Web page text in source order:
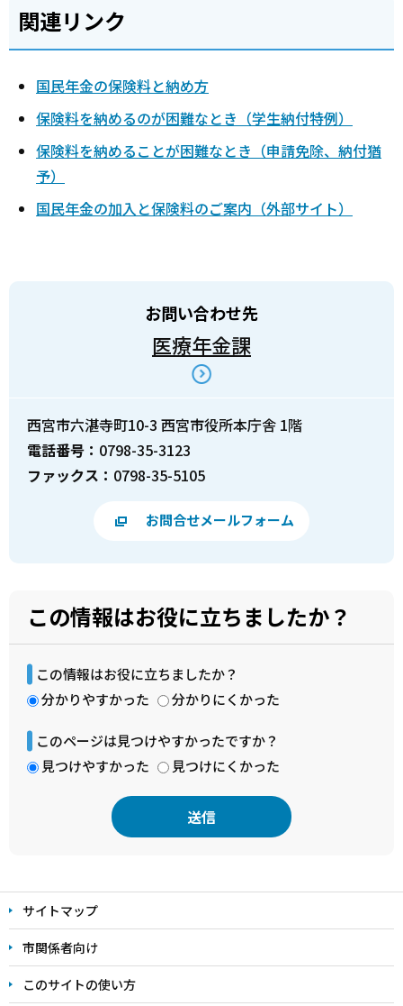
関連リンク
国民年金の保険料と納め方
保険料を納めるのが困難なとき（学生納付特例）
保険料を納めることが困難なとき（申請免除、納付猶
予）
国民年金の加入と保険料のご案内（外部サイト）
お問い合わせ先
医療年金課
西宮市六湛寺町10-3 西宮市役所本庁舎 1階
電話番号： 0798-35-3123
ファックス： 0798-35-5105
お問合せメールフォーム
この情報はお役に立ちましたか？
この情報はお役に立ちましたか？
分かりやすかった
分かりにくかった
このページは見つけやすかったですか？
見つけやすかった
見つけにくかった
文
こ
こ
ま
で
サイトマップ
市関係者向け
このサイトの使い方